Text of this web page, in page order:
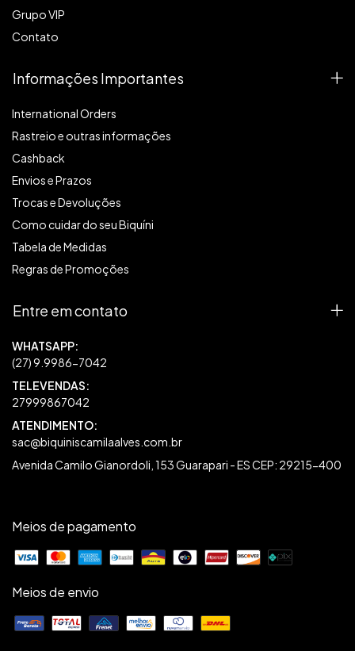
Grupo VIP
Contato
Informações Importantes
International Orders
Rastreio e outras informações
Cashback
Envios e Prazos
Trocas e Devoluções
Como cuidar do seu Biquíni
Tabela de Medidas
Regras de Promoções
Entre em contato
27999867042
sac@biquiniscamilaalves.com.br
Avenida Camilo Gianordoli, 153 Guarapari - ES CEP: 29215-400
Meios de pagamento
Meios de envio